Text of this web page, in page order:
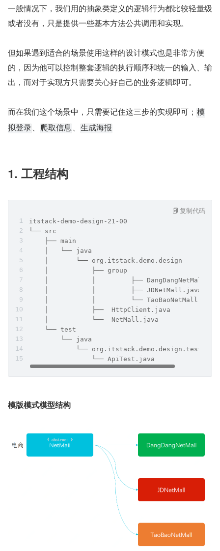
一般情况下，我们用的抽象类定义的逻辑行为都比较轻量级
或者没有，只是提供一些基本方法公共调用和实现。
但如果遇到适合的场景使用这样的设计模式也是非常方便
的，因为他可以控制整套逻辑的执行顺序和统一的输入、输
出，而对于实现方只需要关心好自己的业务逻辑即可。
而在我们这个场景中，只需要记住这三步的实现即可； 模
拟登录、 爬取信息、 生成海报
1. 工程结构
itstack-demo-design-21-00
└── src
    ├── main
    │   └── java
    │       └── org.itstack.demo.design
    │           ├── group
│           │	  ├──
    │           │	  ├── JDNetMall.java
    │           │	  └── TaoBaoNetMall.java
    │           ├──  HttpClient.java
    │           └──  NetMall.java
    └── test
        └── java
            └── org.itstack.demo.design.test
                └── ApiTest.java
复制代码
模版模式模型结构